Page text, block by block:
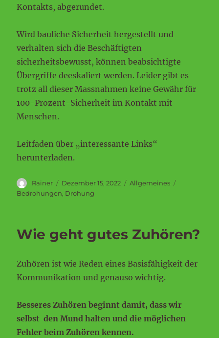
Kontakts, abgerundet.
Wird bauliche Sicherheit hergestellt und
verhalten sich die Beschäftigten
sicherheitsbewusst, können beabsichtigte
Übergriffe deeskaliert werden. Leider gibt es
trotz all dieser Massnahmen keine Gewähr für
100-Prozent-Sicherheit im Kontakt mit
Menschen.
Leitfaden über „interessante Links“
herunterladen.
Autor
Rainer
Veröffentlicht
am
Dezember 15, 2022 Kategorien
Allgemeines
Bedrohungen, Drohung
Wie geht gutes Zuhören?
Zuhören ist wie Reden eines Basisfähigkeit der
Kommunikation und genauso wichtig.
Besseres Zuhören beginnt damit, dass wir
selbst den Mund halten und die möglichen
Fehler beim Zuhören kennen.